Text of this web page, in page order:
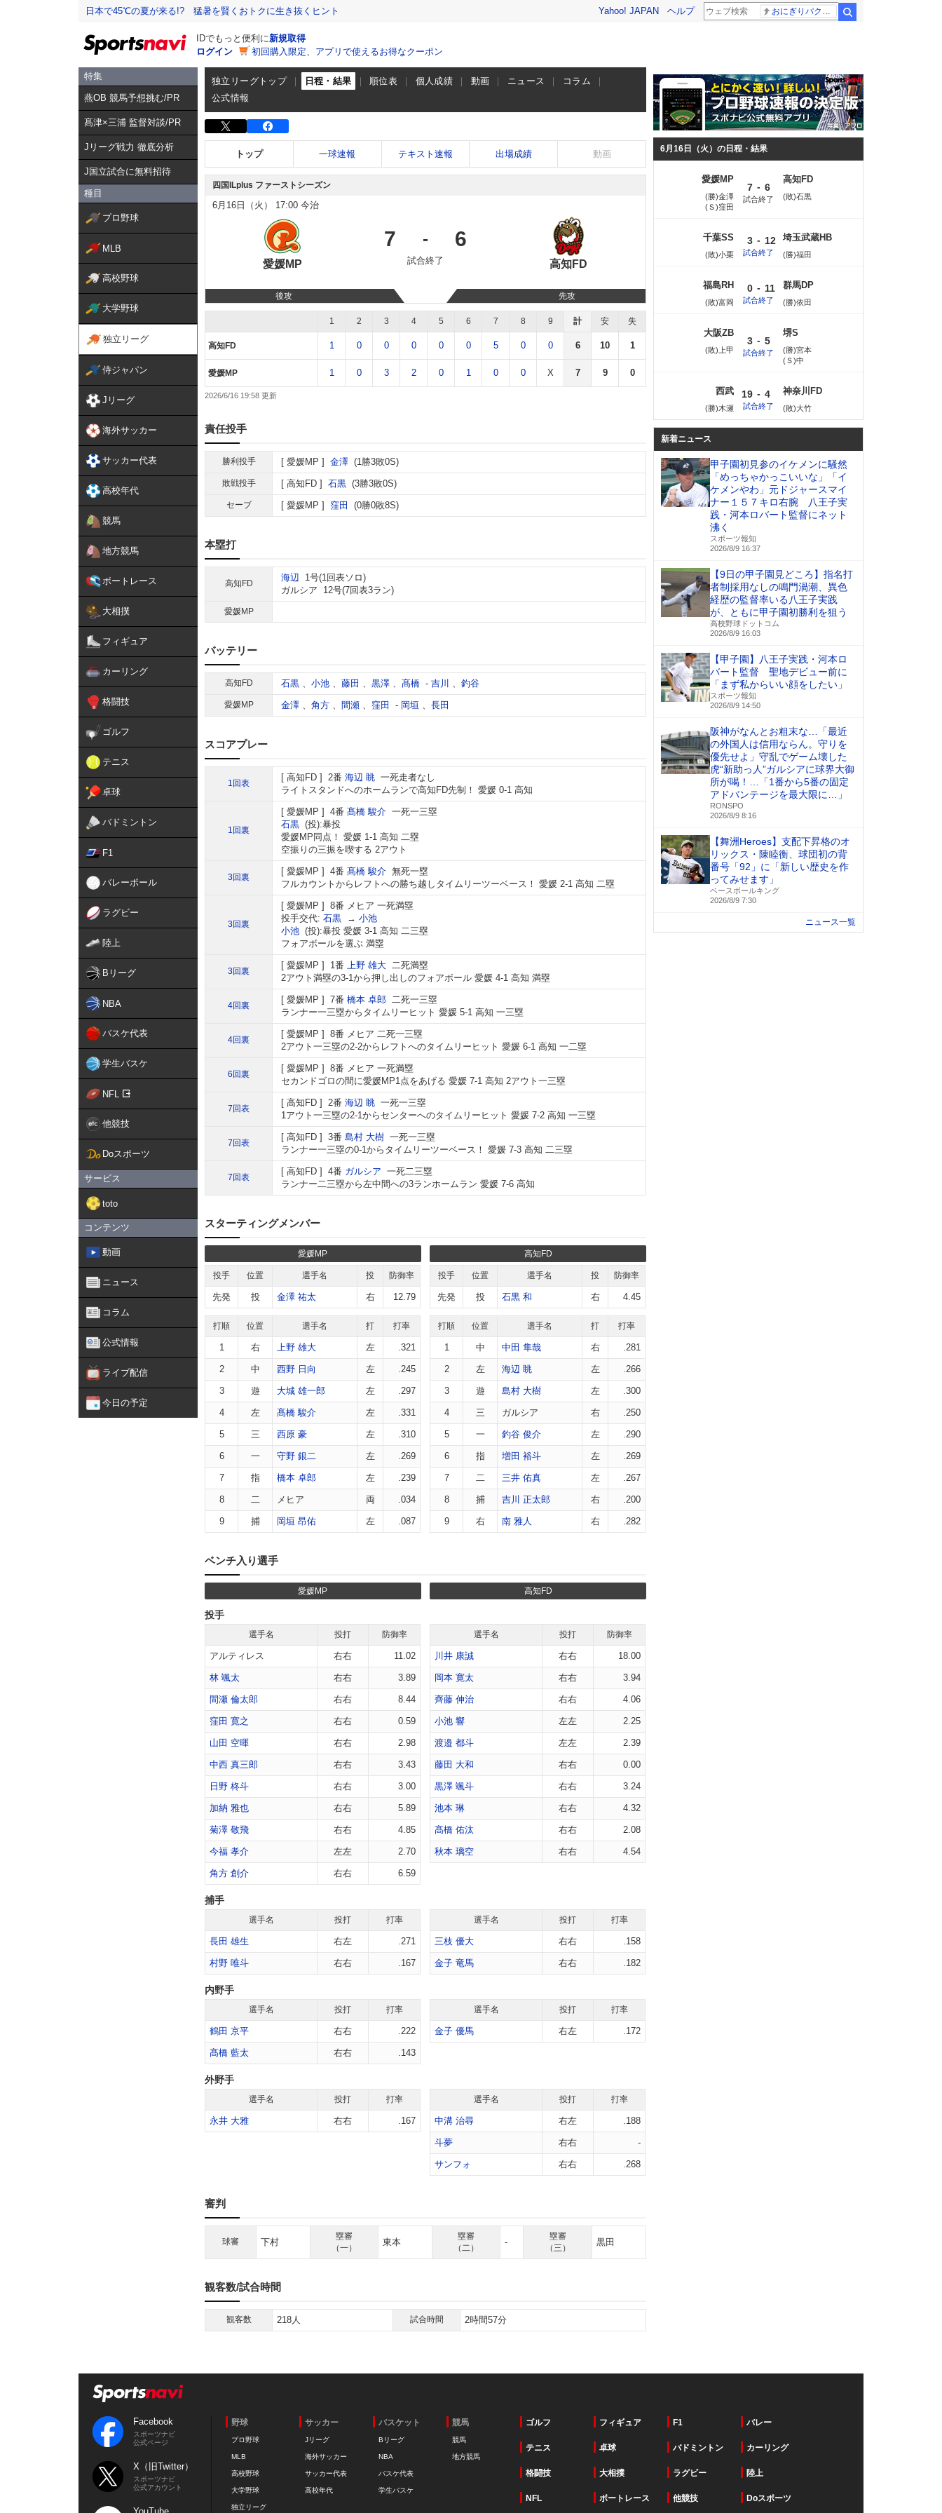
日本で45℃の夏が来る!? 猛暑を賢くおトクに生き抜くヒント Yahoo! JAPAN ヘルプ
IDでもっと便利に新規取得
ログイン
初回購入限定、アプリで使えるお得なクーポン
特集
燕OB 競馬予想挑む/PR
髙津×三浦 監督対談/PR
Jリーグ戦力 徹底分析
J国立試合に無料招待
種目
プロ野球
MLB
高校野球
大学野球
独立リーグ
侍ジャパン
Jリーグ
海外サッカー
サッカー代表
高校年代
競馬
地方競馬
ボートレース
大相撲
フィギュア
カーリング
格闘技
ゴルフ
テニス
卓球
バドミントン
F1
バレーボール
ラグビー
陸上
Bリーグ
NBA
バスケ代表
学生バスケ
NFL
他競技
Doスポーツ
サービス
toto
コンテンツ
動画
ニュース
コラム
公式情報
ライブ配信
今日の予定
独立リーグトップ 日程・結果 順位表 個人成績 動画 ニュース
コラム
公式情報
トップ 一球速報 テキスト速報 出場成績 動画
四国ILplus ファーストシーズン
6月16日（火） 17:00 今治
愛媛MP
7 - 6
試合終了 高知FD
後攻 先攻
1 2 3 4 5 6 7 8 9 計 安 失
高知FD 1 0 0 0 0 0 5 0 0 6 10 1
愛媛MP 1 0 3 2 0 1 0 0 X 7 9 0
2026/6/16 19:58
責任投手
勝利投手 愛媛MP 金澤 (1勝3敗0S)
敗戦投手 高知FD 石黒 (3勝3敗0S)
セーブ 愛媛MP 窪田 (0勝0敗8S)
本塁打
高知FD
海辺
1号(1回表ソロ)
ガルシア
12号(7回表3ラン)
愛媛MP
バッテリー
高知FD 石黒 、 小池 、 藤田 、 黒澤 、 髙橋 - 吉川 、 釣谷
愛媛MP 金澤 、 角方 、 間瀬 、 窪田 - 岡垣 、 長田
スコアプレー
1回表
高知FD 2番 海辺 眺 一死走者なし
ライトスタンドへのホームランで高知FD先制！ 愛媛 0-1 高知
1回裏
愛媛MP 4番 髙橋 駿介 一死一三塁
石黒 (投):暴投
愛媛MP同点！ 愛媛 1-1 高知 二塁
空振りの三振を喫する 2アウト
3回裏
愛媛MP 4番 髙橋 駿介 無死一塁
フルカウントからレフトへの勝ち越しタイムリーツーベース！ 愛媛 2-1 高知 二塁
3回裏
愛媛MP 8番 メヒア 一死満塁
投手交代: 石黒 → 小池
小池 (投):暴投 愛媛 3-1 高知 二三塁
フォアボールを選ぶ 満塁
3回裏
愛媛MP 1番 上野 雄大 二死満塁
2アウト満塁の3-1から押し出しのフォアボール 愛媛 4-1 高知 満塁
4回裏
愛媛MP 7番 橋本 卓郎 二死一三塁
ランナー一三塁からタイムリーヒット 愛媛 5-1 高知 一三塁
4回裏
愛媛MP 8番 メヒア 二死一三塁
2アウト一三塁の2-2からレフトへのタイムリーヒット 愛媛 6-1 高知 一二塁
6回裏
愛媛MP 8番 メヒア 一死満塁
セカンドゴロの間に愛媛MP1点をあげる 愛媛 7-1 高知 2アウト一三塁
7回表
高知FD 2番 海辺 眺 一死一三塁
1アウト一三塁の2-1からセンターへのタイムリーヒット 愛媛 7-2 高知 一三塁
7回表
高知FD 3番 島村 大樹 一死一三塁
ランナー一三塁の0-1からタイムリーツーベース！ 愛媛 7-3 高知 二三塁
7回表
高知FD 4番 ガルシア 一死二三塁
ランナー二三塁から左中間への3ランホームラン 愛媛 7-6 高知
スターティングメンバー
愛媛MP
投手 位置 選手名 投 防御率
先発 投 金澤 祐太 右 12.79
打順 位置 選手名 打 打率
1 右 上野 雄大 左 .321
2 中 西野 日向 左 .245
3 遊 大城 雄一郎 左 .297
4 左 髙橋 駿介 左 .331
5 三 西原 豪 左 .310
6 一 守野 銀二 左 .269
7 指 橋本 卓郎 左 .239
8 二 メヒア 両 .034
9 捕 岡垣 昂佑 左 .087
高知FD
投手 位置 選手名 投 防御率
先発 投 石黒 和 右 4.45
打順 位置 選手名 打 打率
1 中 中田 隼哉 右 .281
2 左 海辺 眺 左 .266
3 遊 島村 大樹 左 .300
4 三 ガルシア 右 .250
5 一 釣谷 俊介 左 .290
6 指 増田 裕斗 左 .269
7 二 三井 佑真 左 .267
8 捕 吉川 正太郎 右 .200
9 右 南 雅人 右 .282
ベンチ入り選手
愛媛MP 高知FD
投手
選手名 投打 防御率
アルティレス 右右 11.02
林 颯太 右右 3.89
間瀬 倫太郎 右右 8.44
窪田 寛之 右右 0.59
山田 空暉 右右 2.98
中西 真三郎 右右 3.43
日野 柊斗 右右 3.00
加納 雅也 右右 5.89
菊澤 敬飛 右右 4.85
今福 孝介 左左 2.70
角方 創介 右右 6.59
選手名 投打 防御率
川井 康誠 右右 18.00
岡本 寛太 右右 3.94
齊藤 伸治 右右 4.06
小池 響 左左 2.25
渡邉 都斗 左左 2.39
藤田 大和 右右 0.00
黒澤 颯斗 右右 3.24
池本 琳 右右 4.32
髙橋 佑汰 右右 2.08
秋本 璃空 右右 4.54
捕手
選手名 投打 打率
長田 雄生 右左 .271
村野 唯斗 右右 .167
選手名 投打 打率
三枝 優大 右右 .158
金子 竜馬 右右 .182
内野手
選手名 投打 打率
鶴田 京平 右右 .222
髙橋 藍太 右右 .143
選手名 投打 打率
金子 優馬 右左 .172
外野手
選手名 投打 打率
永井 大雅 右右 .167
選手名 投打 打率
中溝 治尋 右左 .188
斗夢 右右 -
サンフォ 右右 .268
審判
球審 下村
塁審
（一）
東本
塁審
（二）
-
塁審
（三）
黒田
観客数/試合時間
観客数 218人 試合時間 2時間57分
6月16日（火）の日程・結果
愛媛MP
(勝)金澤
(Ｓ)窪田
7 - 6
試合終了
高知FD
(敗)石黒
千葉SS
(敗)小栗
3 - 12
試合終了
埼玉武蔵HB
(勝)福田
福島RH
(敗)富岡
0 - 11
試合終了
群馬DP
(勝)依田
大阪ZB
(敗)上甲
3 - 5
試合終了
堺S
(勝)宮本
(Ｓ)中
西武
(勝)木瀬
19 - 4
試合終了
神奈川FD
(敗)大竹
新着ニュース
甲子園初見参のイケメンに騒然
「めっちゃかっこいいな」「イ
ケメンやわ」元ドジャースマイ
ナー１５７キロ右腕 八王子実
践・河本ロバート監督にネット
沸く
スポーツ報知
2026/8/9 16:37
【9日の甲子園見どころ】指名打
者制採用なしの鳴門渦潮、異色
経歴の監督率いる八王子実践
が、ともに甲子園初勝利を狙う
高校野球ドットコム
2026/8/9 16:03
【甲子園】八王子実践・河本ロ
バート監督 聖地デビュー前に
「まず私からいい顔をしたい」
スポーツ報知
2026/8/9 14:50
阪神がなんとお粗末な…「最近
の外国人は信用ならん。守りを
優先せよ」守乱でゲーム壊した
虎“新助っ人”ガルシアに球界大御
所が喝！…「1番から5番の固定
アドバンテージを最大限に…」
RONSPO
2026/8/9 8:16
【舞洲Heroes】支配下昇格のオ
リックス・陳睦衡、球団初の背
番号「92」に「新しい歴史を作
ってみせます」
ベースボールキング
2026/8/9 7:30
ニュース一覧
Facebook
スポーツナビ
公式ページ
X（旧Twitter）
スポーツナビ
公式アカウント
野球
プロ野球
MLB
高校野球
大学野球
独立リーグ
サッカー
Jリーグ
海外サッカー
サッカー代表
高校年代
バスケット
Bリーグ
NBA
バスケ代表
学生バスケ
競馬
競馬
地方競馬
ゴルフ フィギュア F1 バレー
テニス 卓球 バドミントン カーリング
格闘技 大相撲 ラグビー 陸上
NFL ボートレース 他競技 Doスポーツ